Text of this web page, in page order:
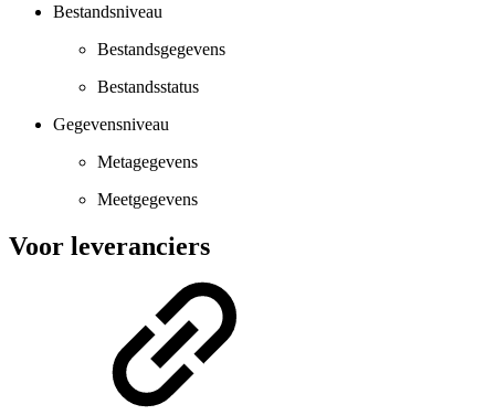
Bestandsniveau
Bestandsgegevens
Bestandsstatus
Gegevensniveau
Metagegevens
Meetgegevens
Voor leveranciers